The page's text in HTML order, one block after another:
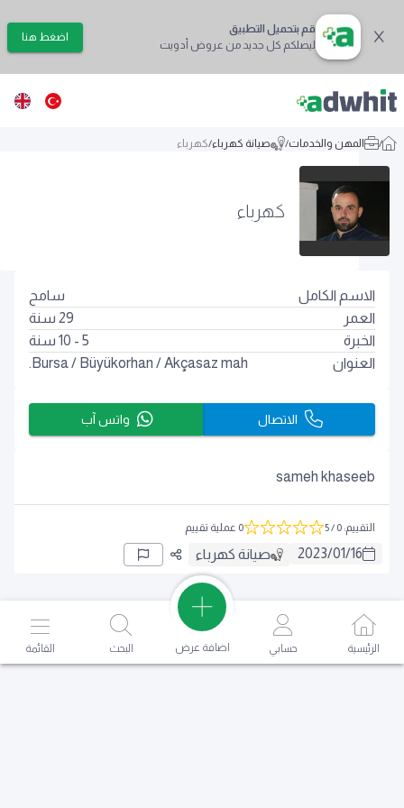
قم بتحميل التطبيق
ليصلكم كل جديد من عروض أدويت
اضغط هنا
/ المهن والخدمات/ صيانة كهرباء/كهرباء
كهرباء
sameh khaseeb
التقييم:
0
/ 5 0 عملية تقييم
2023/01/16 صيانة كهرباء
الاسم الكامل
سامح
العمر
29 سنة
الخبرة
5 - 10 سنة
العنوان
Bursa/ Büyükorhan /Akçasaz mah.
الاتصال واتس آب
الرئيسية حسابي اضافة عرض البحث القائمة